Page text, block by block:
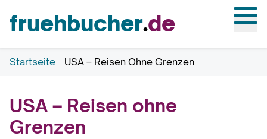
fruehbucher.de
Startseite USA – Reisen Ohne Grenzen
USA – Reisen ohne
Grenzen